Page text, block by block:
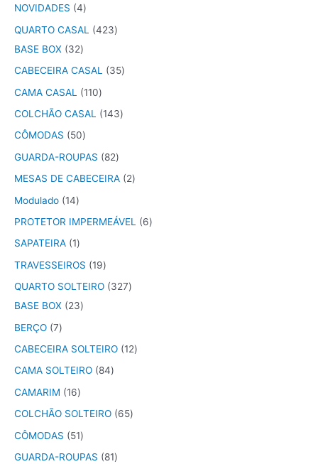
NOVIDADES
4
QUARTO CASAL
423
BASE BOX
32
CABECEIRA CASAL
35
CAMA CASAL
110
COLCHÃO CASAL
143
CÔMODAS
50
GUARDA-ROUPAS
82
MESAS DE CABECEIRA
2
Modulado 14
PROTETOR IMPERMEÁVEL
6
SAPATEIRA 1
TRAVESSEIROS
19
QUARTO SOLTEIRO
327
BASE BOX
23
BERÇO 7
CABECEIRA SOLTEIRO 12
CAMA SOLTEIRO
84
CAMARIM
16
COLCHÃO SOLTEIRO
65
CÔMODAS
51
GUARDA-ROUPAS
81